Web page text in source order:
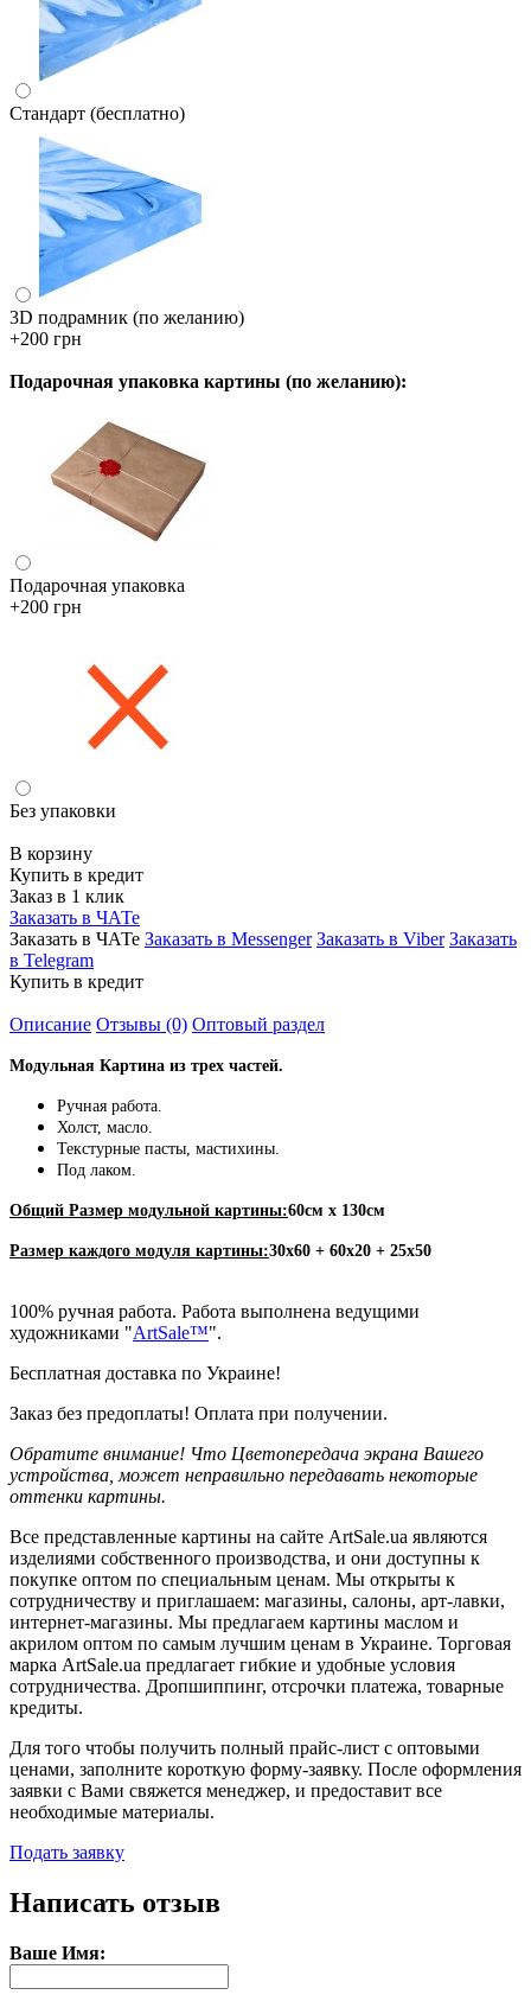
Стандарт (бесплатно)
3D подрамник (по желанию)
+200 грн
Подарочная упаковка картины (по желанию):
Подарочная упаковка
+200 грн
Без упаковки
В корзину
Купить в кредит
Заказ в 1 клик
Заказать в ЧАТе
Заказать в ЧАТе Заказать в Messenger Заказать в Viber Заказать
в Telegram
Купить в кредит
Описание Отзывы (0) Оптовый раздел
Модульная Картина из трех частей.
Ручная работа.
Холст, масло.
Текстурные пасты, мастихины.
Под лаком.
Общий Размер модульной картины:60см х 130см
Размер каждого модуля картины:30х60 + 60х20 + 25х50
100% ручная работа. Работа выполнена ведущими
художниками "ArtSale™".
Бесплатная доставка по Украине!
Заказ без предоплаты! Оплата при получении.
Обратите внимание! Что Цветопередача экрана Вашего
устройства, может неправильно передавать некоторые
оттенки картины.
Все представленные картины на сайте ArtSale.ua являются
изделиями собственного производства, и они доступны к
покупке оптом по специальным ценам. Мы открыты к
сотрудничеству и приглашаем: магазины, салоны, арт-лавки,
интернет-магазины. Мы предлагаем картины маслом и
акрилом оптом по самым лучшим ценам в Украине. Торговая
марка ArtSale.ua предлагает гибкие и удобные условия
сотрудничества. Дропшиппинг, отсрочки платежа, товарные
кредиты.
Для того чтобы получить полный прайс-лист с оптовыми
ценами, заполните короткую форму-заявку. После оформления
заявки с Вами свяжется менеджер, и предоставит все
необходимые материалы.
Подать заявку
Написать отзыв
Ваше Имя: